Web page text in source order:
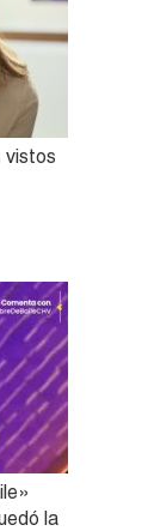
vistos
la